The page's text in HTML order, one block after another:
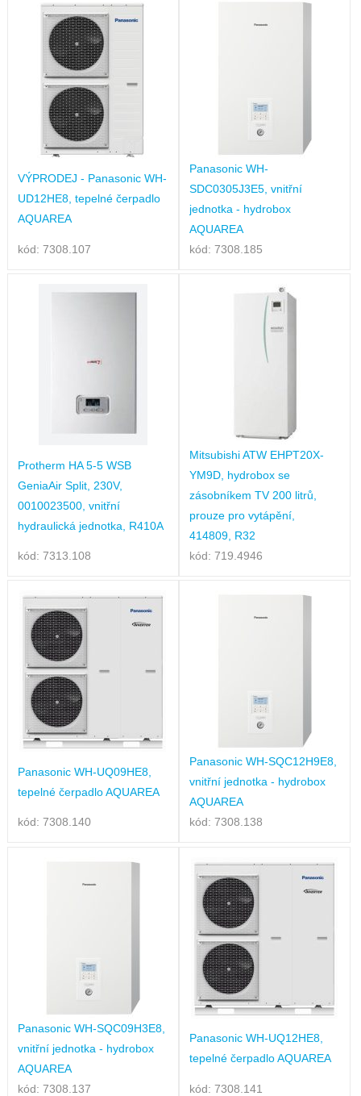
VÝPRODEJ - Panasonic WH-
UD12HE8, tepelné čerpadlo
AQUAREA
kód: 7308.107
Panasonic WH-
SDC0305J3E5, vnitřní
jednotka - hydrobox
AQUAREA
kód: 7308.185
Protherm HA 5-5 WSB
GeniaAir Split, 230V,
0010023500, vnitřní
hydraulická jednotka, R410A
kód: 7313.108
Mitsubishi ATW EHPT20X-
YM9D, hydrobox se
zásobníkem TV 200 litrů,
prouze pro vytápění,
414809, R32
kód: 719.4946
Panasonic WH-UQ09HE8,
tepelné čerpadlo AQUAREA
kód: 7308.140
Panasonic WH-SQC12H9E8,
vnitřní jednotka - hydrobox
AQUAREA
kód: 7308.138
Panasonic WH-SQC09H3E8,
vnitřní jednotka - hydrobox
AQUAREA
kód: 7308.137
Panasonic WH-UQ12HE8,
tepelné čerpadlo AQUAREA
kód: 7308.141